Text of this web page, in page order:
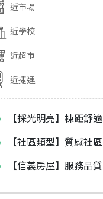
近市場
近學校
近超市
近捷運
【採光明亮】棟距舒適
【社區類型】質感社區
【信義房屋】服務品質